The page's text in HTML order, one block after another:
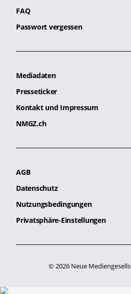
FAQ
Passwort vergessen
Mediadaten
Presseticker
Kontakt und Impressum
NMGZ.ch
AGB
Datenschutz
Nutzungsbedingungen
Privatsphäre-Einstellungen
© 2026 Neue